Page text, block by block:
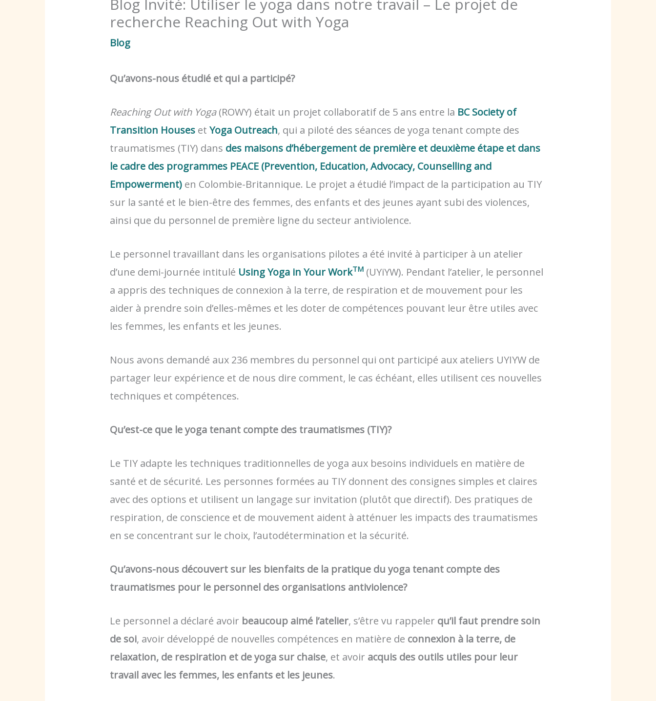
Blog Invité: Utiliser le yoga dans notre travail – Le projet de
recherche Reaching Out with Yoga
Blog
Qu’avons-nous étudié et qui a participé?
Reaching Out with Yoga(ROWY) était un projet collaboratif de 5 ans entre la BC Society of
Transition Houses etYoga Outreach, qui a piloté des séances de yoga tenant compte des
traumatismes (TIY) dans des maisons d’hébergement de première et deuxième étape et dans
le cadre des programmes PEACE (Prevention, Education, Advocacy, Counselling and
Empowerment) en Colombie-Britannique. Le projet a étudié l’impact de la participation au TIY
sur la santé et le bien-être des femmes, des enfants et des jeunes ayant subi des violences,
ainsi que du personnel de première ligne du secteur antiviolence.
Le personnel travaillant dans les organisations pilotes a été invité à participer à un atelier
d’une demi-journée intitulé Using Yoga in Your WorkTM (UYiYW). Pendant l’atelier, le personnel
a appris des techniques de connexion à la terre, de respiration et de mouvement pour les
aider à prendre soin d’elles-mêmes et les doter de compétences pouvant leur être utiles avec
les femmes, les enfants et les jeunes.
Nous avons demandé aux 236 membres du personnel qui ont participé aux ateliers UYIYW de
partager leur expérience et de nous dire comment, le cas échéant, elles utilisent ces nouvelles
techniques et compétences.
Qu’est-ce que le yoga tenant compte des traumatismes (TIY)?
Le TIY adapte les techniques traditionnelles de yoga aux besoins individuels en matière de
santé et de sécurité. Les personnes formées au TIY donnent des consignes simples et claires
avec des options et utilisent un langage sur invitation (plutôt que directif). Des pratiques de
respiration, de conscience et de mouvement aident à atténuer les impacts des traumatismes
en se concentrant sur le choix, l’autodétermination et la sécurité.
Qu’avons-nous découvert sur les bienfaits de la pratique du yoga tenant compte des
traumatismes pour le personnel des organisations antiviolence?
Le personnel a déclaré avoir beaucoup aimé l’atelier, s’être vu rappeler qu’il faut prendre soin
de soi, avoir développé de nouvelles compétences en matière de connexion à la terre, de
relaxation, de respiration et de yoga sur chaise, et avoir acquis des outils utiles pour leur
travail avec les femmes, les enfants et les jeunes.